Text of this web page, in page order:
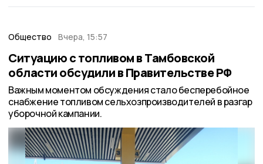
Общество Вчера, 15:57
Ситуацию с топливом в Тамбовской
области обсудили в Правительстве РФ
Важным моментом обсуждения стало бесперебойное
снабжение топливом сельхозпроизводителей в разгар
уборочной кампании.